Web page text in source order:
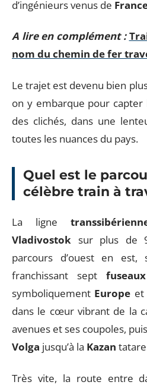
d’ingénieurs venus de
A lire en complément :
nom du chemin de fer
Le trajet est devenu bien
on y embarque pour capter
des clichés, dans une
toutes les nuances du pays.
Quel est le
célèbre train à
La ligne
Vladivostok sur plus de
parcours d’ouest en
franchissant sept
symboliquement Europe
dans le cœur vibrant de la
avenues et ses coupoles,
Volga jusqu’à la Kazan
Très vite, la route entre